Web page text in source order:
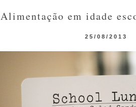
25/08/2013
Alimentação em idade